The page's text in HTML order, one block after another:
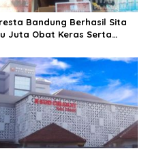
Bandung Berhasil Sita
Juta Obat Keras Serta